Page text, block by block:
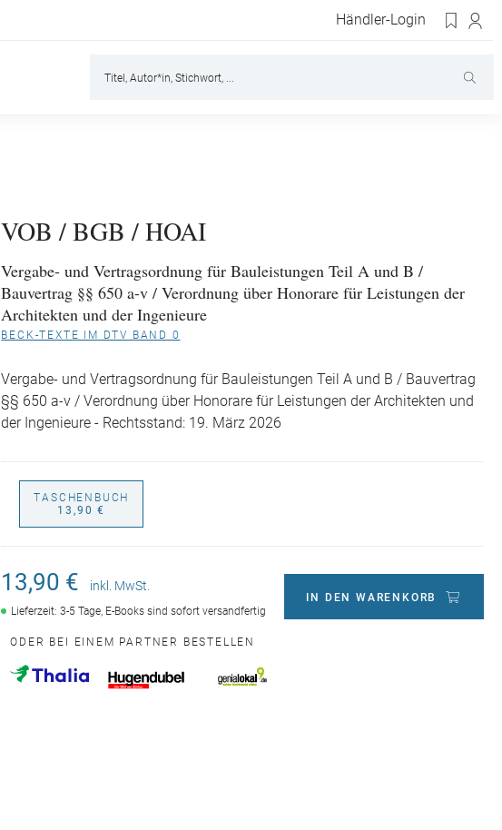
Händler-Login
VOB / BGB / HOAI
Vergabe- und Vertragsordnung für Bauleistungen Teil A und B /
Bauvertrag §§ 650 a-v / Verordnung über Honorare für Leistungen der
Architekten und der Ingenieure
BECK-TEXTE IM DTV BAND 0
Vergabe- und Vertragsordnung für Bauleistungen Teil A und B / Bauvertrag
§§ 650 a-v / Verordnung über Honorare für Leistungen der Architekten und
der Ingenieure - Rechtsstand: 19. März 2026
TASCHENBUCH
13,90 €
13,90 € inkl. MwSt.
Lieferzeit: 3-5 Tage, E-Books sind sofort versandfertig
IN DEN WARENKORB
ODER BEI EINEM PARTNER BESTELLEN